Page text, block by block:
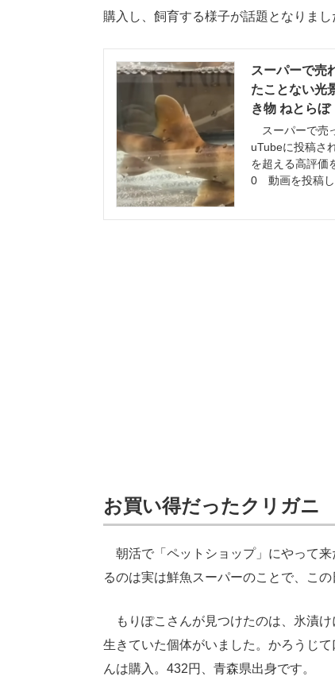
購入し、飼育する様子が話題となりまし
スーパーで
たことない光
き物 ねとらぼ
スーパーで売
uTubeに投稿さ
を超える高評価
0 動画を投稿し
お買い得だったクリガニ
朝活で「ペットショップ」にやって
るのは実は鮮魚スーパーのことで、こ
もりぽこさんが見つけたのは、氷漬
生きていた個体がいました。かろうじ
んは購入。432円、青森県出身です。